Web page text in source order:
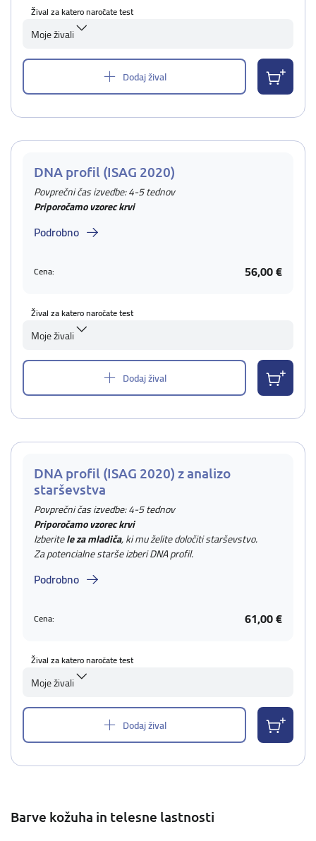
Žival za katero naročate test
Moje živali
Dodaj žival
DNA profil (ISAG 2020)
Povprečni čas izvedbe: 4-5 tednov
Priporočamo vzorec krvi
Podrobno
Cena: 56,00 €
Žival za katero naročate test
Moje živali
Dodaj žival
DNA profil (ISAG 2020) z analizo
starševstva
Povprečni čas izvedbe: 4-5 tednov
Priporočamo vzorec krvi
Izberitele za mladiča, ki mu želite določiti starševstvo.
Za potencialne starše izberi DNA profil.
Podrobno
Cena: 61,00 €
Žival za katero naročate test
Moje živali
Dodaj žival
Barve kožuha in telesne lastnosti